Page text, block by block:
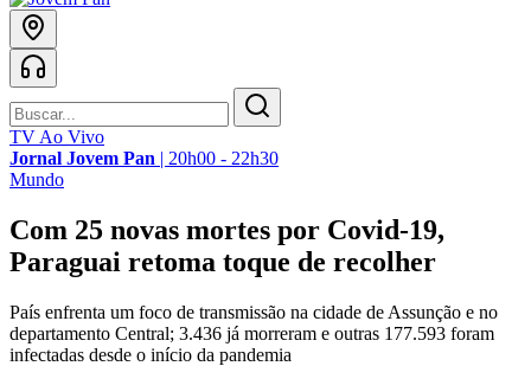
TV Ao Vivo
Jornal Jovem Pan | 20h00 - 22h30
Mundo
Com 25 novas mortes por Covid-19,
Paraguai retoma toque de recolher
País enfrenta um foco de transmissão na cidade de Assunção e no
departamento Central; 3.436 já morreram e outras 177.593 foram
infectadas desde o início da pandemia